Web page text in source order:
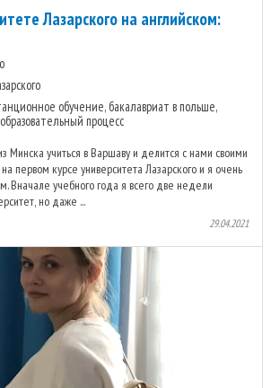
Лазарского на английском:
обучение, бакалавриат в польше,
процесс
Минска учиться в Варшаву и делится с нами своими
первом курсе университета Лазарского и я очень
Вначале учебного года я всего две недели
но даже ...
29.04.2021